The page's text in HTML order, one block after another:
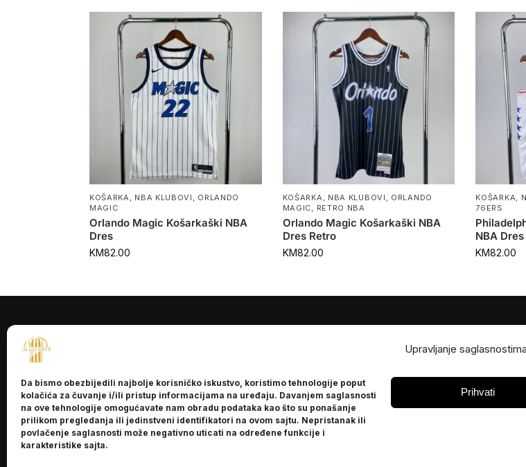
Upravljanje saglasnostima
Da bismo obezbijedili najbolje korisničko iskustvo, koristimo tehnologije poput
kolačića za čuvanje i/ili pristup informacijama na uređaju. Davanjem saglasnosti
na ove tehnologije omogućavate nam obradu podataka kao što su ponašanje
prilikom pregledanja ili jedinstveni identifikatori na ovom sajtu. Nepristanak ili
povlačenje saglasnosti može negativno uticati na određene funkcije i
karakteristike sajta.
Prihvati
KOŠARKA, NBA KLUBOVI , ORLANDO
MAGIC
Orlando Magic Košarkaški NBA
Dres
KM82.00
KOŠARKA, NBA KLUBOVI , ORLANDO
MAGIC, RETRO NBA
Orlando Magic Košarkaški NBA
Dres Retro
KM82.00
KOŠARKA,
76ERS
NBA Dres
KM82.00
Kontakt
POMOĆ
Politika